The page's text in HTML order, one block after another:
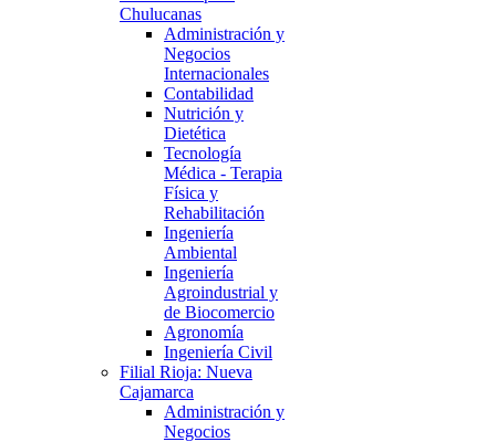
Chulucanas
Administración y
Negocios
Internacionales
Contabilidad
Nutrición y
Dietética
Tecnología
Médica - Terapia
Física y
Rehabilitación
Ingeniería
Ambiental
Ingeniería
Agroindustrial y
de Biocomercio
Agronomía
Ingeniería Civil
Filial Rioja: Nueva
Cajamarca
Administración y
Negocios